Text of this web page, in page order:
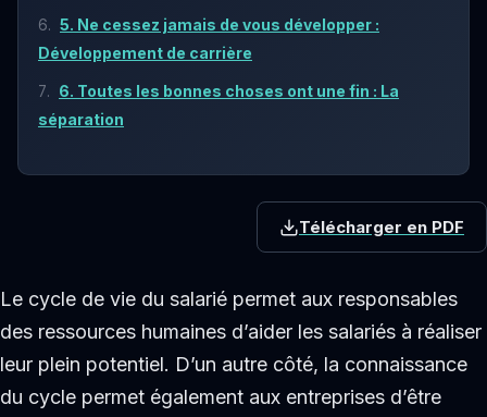
5. Ne cessez jamais de vous développer :
Développement de carrière
6. Toutes les bonnes choses ont une fin : La
séparation
Télécharger en PDF
Le cycle de vie du salarié permet aux responsables
des ressources humaines d’aider les salariés à réaliser
leur plein potentiel. D’un autre côté, la connaissance
du cycle permet également aux entreprises d’être